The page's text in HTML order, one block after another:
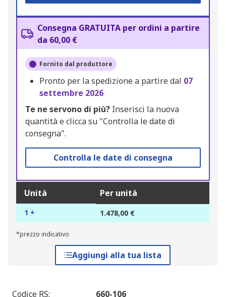
Consegna GRATUITA per ordini a partire
da 60,00 €
Fornito dal produttore
Pronto per la spedizione a partire dal 07
settembre 2026
Te ne servono di più? Inserisci la nuova
quantità e clicca su "Controlla le date di
consegna".
Controlla le date di consegna
Unità Per unità
1 + 1.478,00 €
*prezzo indicativo
Aggiungi alla tua lista
Codice RS:
660-106